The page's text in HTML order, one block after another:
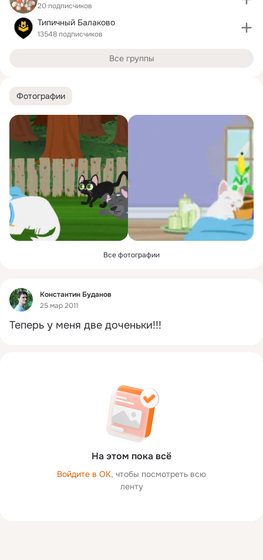
Фотографии
Все фотографии
Фид
Константин Буданов
25 мар 2011
Теперь у меня две доченьки!!!
На этом пока всё
Войдите в ОК, чтобы посмотреть всю
ленту
20 подписчиков
Типичный Балаково
13548 подписчиков
Все группы